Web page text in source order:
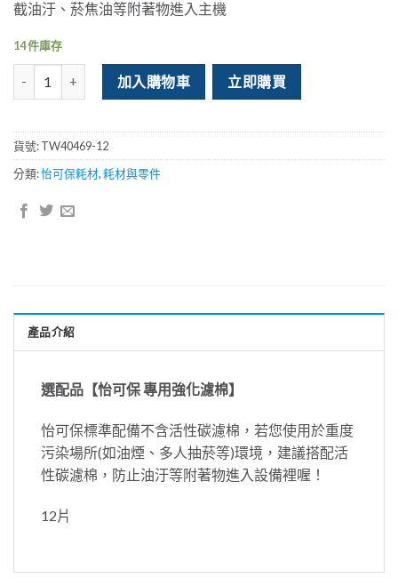
截油汙、菸焦油等附著物進入主機
14 件庫存
怡可保-強化配件-活性碳濾棉 數量
加入購物車 立即購買
貨號:TW40469-12
分類:怡可保耗材,耗材與零件
產品介紹
選配品【怡可保 專用強化濾棉】
怡可保標準配備不含活性碳濾棉，若您使用於重度
污染場所(如油煙、多人抽菸等)環境，建議搭配活
性碳濾棉，防止油汙等附著物進入設備裡喔！
12片